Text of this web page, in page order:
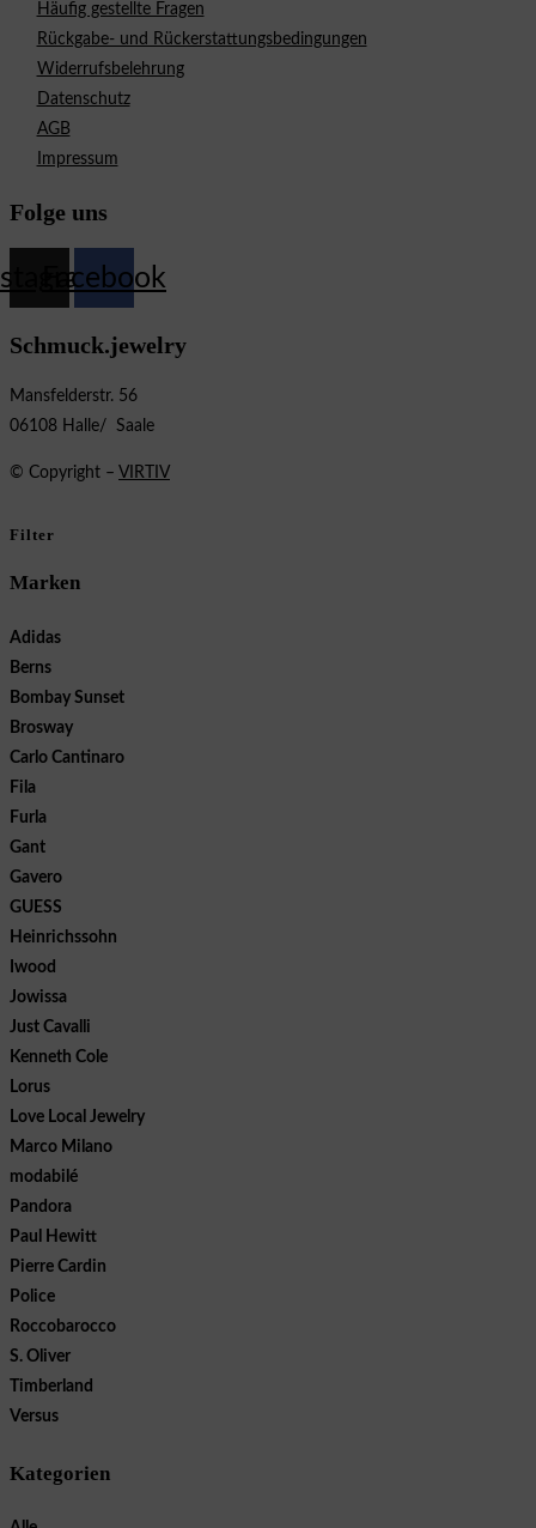
Häufig gestellte Fragen
Rückgabe- und Rückerstattungsbedingungen
Widerrufsbelehrung
Datenschutz
AGB
Impressum
Folge uns
Facebook
Schmuck.jewelry
Mansfelderstr. 56
06108 Halle/ Saale
© Copyright – VIRTIV
Filter
Marken
Adidas
Berns
Bombay Sunset
Brosway
Carlo Cantinaro
Fila
Furla
Gant
Gavero
GUESS
Heinrichssohn
Iwood
Jowissa
Just Cavalli
Kenneth Cole
Lorus
Love Local Jewelry
Marco Milano
modabilé
Pandora
Paul Hewitt
Pierre Cardin
Police
Roccobarocco
S. Oliver
Timberland
Versus
Kategorien